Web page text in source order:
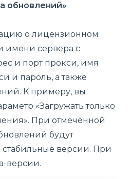
обновлений»
о лицензионном
имени сервера с
и порт прокси, имя
и пароль, а также
К примеру, вы
«Загружать только
При отмеченной
будут
стабильные версии. При
версии.